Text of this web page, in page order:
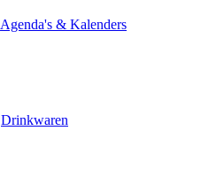
Agenda's & Kalenders
Drinkwaren